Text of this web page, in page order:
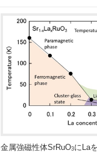
金属強磁性体SrRuO3にLa